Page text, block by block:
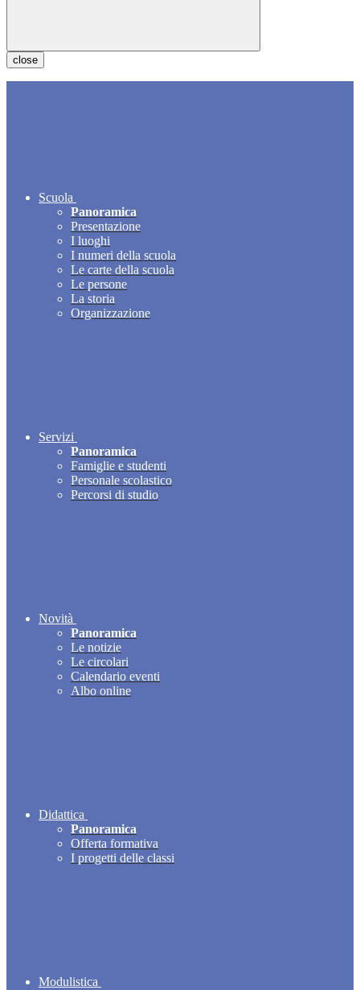
close
Scuola
Panoramica
Presentazione
I luoghi
I numeri della scuola
Le carte della scuola
Le persone
La storia
Organizzazione
Servizi
Panoramica
Famiglie e studenti
Personale scolastico
Percorsi di studio
Novità
Panoramica
Le notizie
Le circolari
Calendario eventi
Albo online
Didattica
Panoramica
Offerta formativa
I progetti delle classi
Modulistica